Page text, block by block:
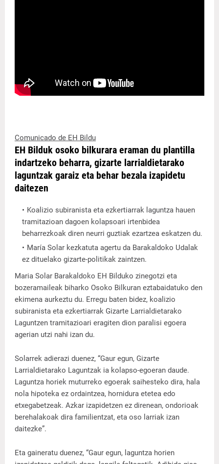
Comunicado de EH Bildu
EH Bilduk osoko bilkurara eraman du plantilla
indartzeko beharra, gizarte larrialdietarako
laguntzak garaiz eta behar bezala izapidetu
daitezen
Koalizio subiranista eta ezkertiarrak laguntza hauen
tramitazioan dagoen kolapsoari irtenbidea
beharrezkoak diren neurri guztiak ezartzea eskatzen du.
María Solar kezkatuta agertu da Barakaldoko Udalak
ez dituelako gizarte-politikak zaintzen.
Maria Solar Barakaldoko EH Bilduko zinegotzi eta
bozeramaileak biharko Osoko Bilkuran eztabaidatuko den
ekimena aurkeztu du. Erregu baten bidez, koalizio
subiranista eta ezkertiarrak Gizarte Larrialdietarako
Laguntzen tramitazioari eragiten dion paralisi egoera
agerian utzi nahi izan du.
Solarrek adierazi duenez, “Gaur egun, Gizarte
Larrialdietarako Laguntzak ia kolapso-egoeran daude.
Laguntza horiek muturreko egoerak saihesteko dira, hala
nola hipoteka ez ordaintzea, hornidura etetea edo
etxegabetzeak. Azkar izapidetzen ez direnean, ondorioak
berehalakoak dira familientzat, eta oso larriak izan
daitezke”.
Eta gaineratu duenez, “Gaur egun, laguntza horien